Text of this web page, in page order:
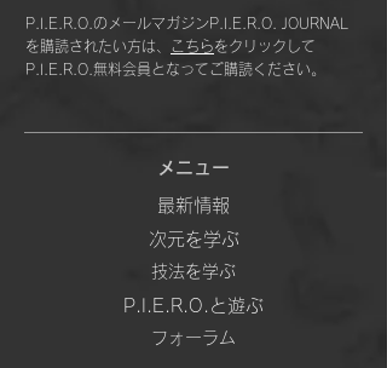
P.I.E.R.O.のメールマガジンP.I.E.R.O. JOURNAL
を購読されたい方は、 こちらをクリックして
P.I.E.R.O.無料会員となってご購読ください。
メニュー
最新情報
次元を学ぶ
技法を学ぶ
P.I.E.R.O.と遊ぶ
フォーラム